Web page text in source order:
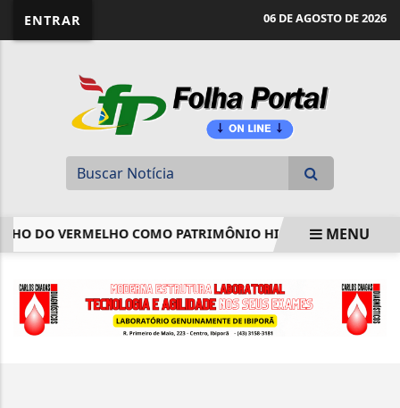
ENTRAR 06 DE AGOSTO DE 2026
DO VERMELHO COMO PATRIMÔNIO HISTÓRICO EMENU